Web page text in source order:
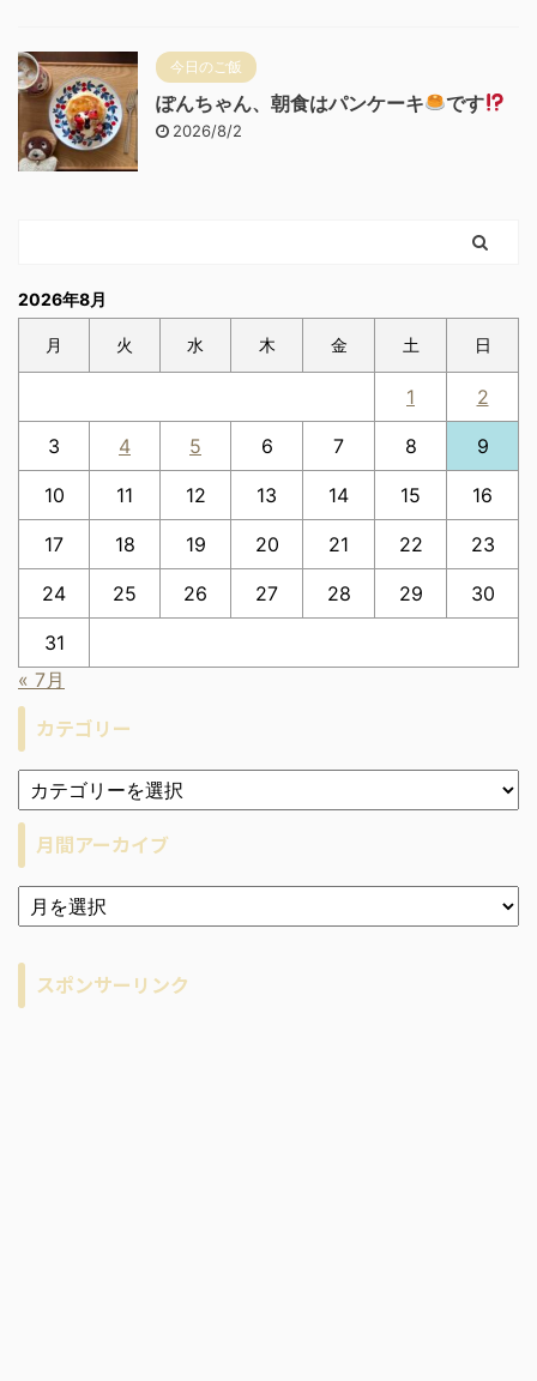
今日のご飯
ぽんちゃん、朝食はパンケーキ です
2026/8/2
2026年8月
月 火 水 木 金 土 日
1 2
3 4 5 6 7 8 9
10 11 12 13 14 15 16
17 18 19 20 21 22 23
24 25 26 27 28 29 30
31
« 7月
カテゴリー
月間アーカイブ
ア
ー
ブ
スポンサーリンク